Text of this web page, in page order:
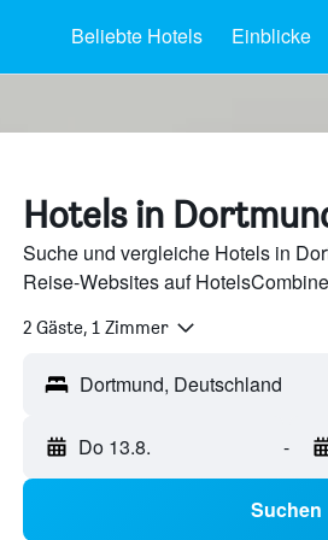
Beliebte Hotels Einblicke
Hotels in
Suche und vergleiche Hotels in
Reise-Websites auf
2 Gäste, 1 Zimmer
Do 13.8. -
Suchen